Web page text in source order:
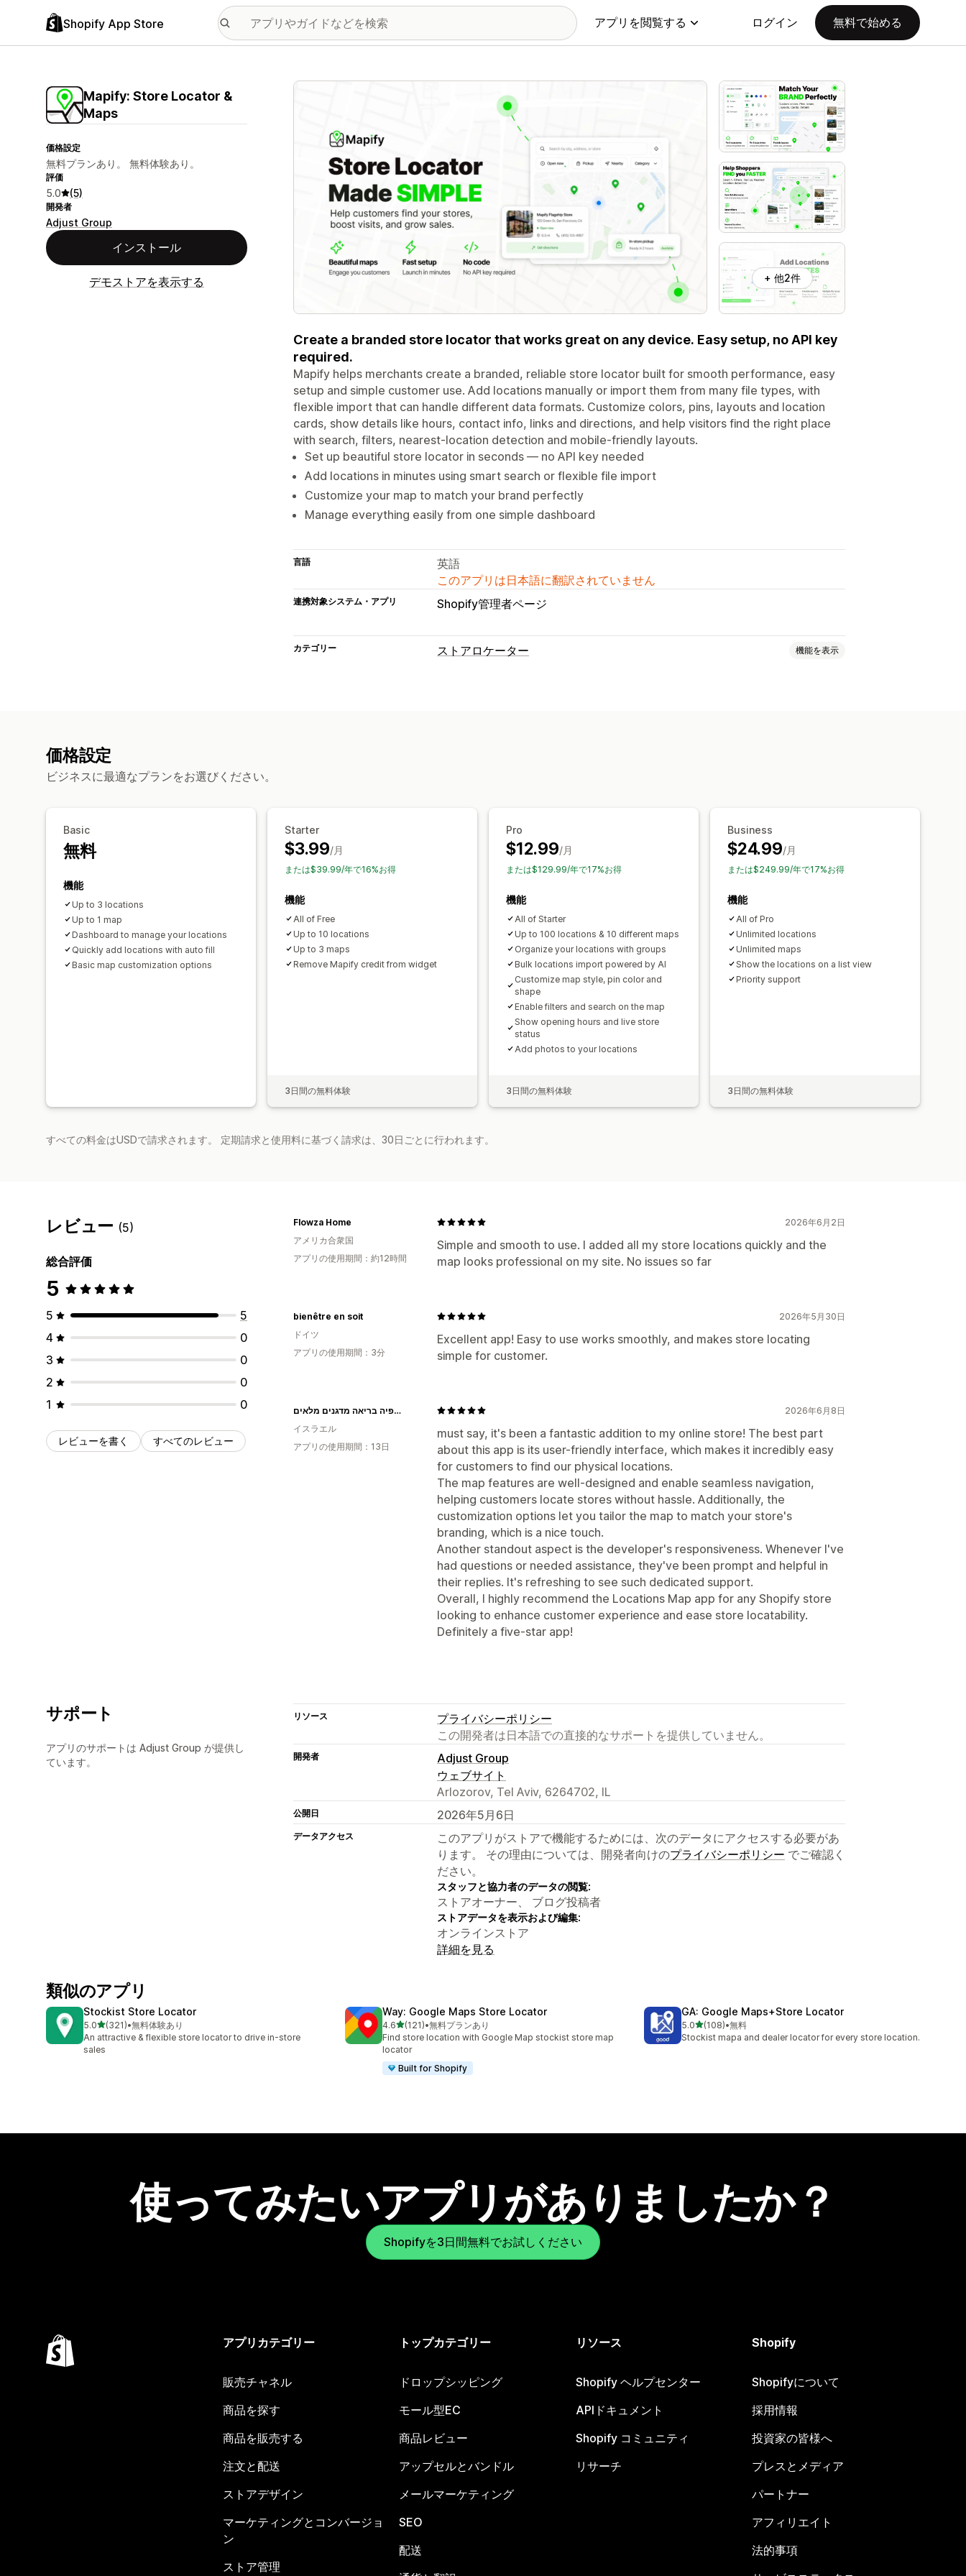
Shopify App Store アプリを閲覧する ログイン 無料で始める
Mapify: Store Locator &
Maps
価格設定
無料プランあり。 無料体験あり。
評価
5.0 (5)
開発者
Adjust Group
インストール
デモストアを表示する
特集の画像ギャラリー
+ 他2件
Create a branded store locator that works great on any device. Easy setup, no API key
required.
Mapify helps merchants create a branded, reliable store locator built for smooth performance, easy
setup and simple customer use. Add locations manually or import them from many file types, with
flexible import that can handle different data formats. Customize colors, pins, layouts and location
cards, show details like hours, contact info, links and directions, and help visitors find the right place
with search, filters, nearest-location detection and mobile-friendly layouts.
Set up beautiful store locator in seconds — no API key needed
Add locations in minutes using smart search or flexible file import
Customize your map to match your brand perfectly
Manage everything easily from one simple dashboard
言語
英語
このアプリは日本語に翻訳されていません
連携対象システム・アプリ Shopify管理者ページ
カテゴリー ストアロケーター 機能を表示
商品タイプフィルター
価格設定
ビジネスに最適なプランをお選びください。
Basic
無料
機能
Up to 3 locations
Up to 1 map
Dashboard to manage your locations
Quickly add locations with auto fill
Basic map customization options
Starter
$3.99/月
または$39.99/年で16%お得
機能
All of Free
Up to 10 locations
Up to 3 maps
Remove Mapify credit from widget
3日間の無料体験
Pro
$12.99/月
または$129.99/年で17%お得
機能
All of Starter
Up to 100 locations & 10 different maps
Organize your locations with groups
Bulk locations import powered by AI
Customize map style, pin color and
shape
Enable filters and search on the map
Show opening hours and live store
status
Add photos to your locations
3日間の無料体験
Business
$24.99/月
または$249.99/年で17%お得
機能
All of Pro
Unlimited locations
Unlimited maps
Show the locations on a list view
Priority support
3日間の無料体験
すべての料金はUSDで請求されます。 定期請求と使用料に基づく請求は、30日ごとに行われます。
レビュー (5)
総合評価
5
5
5
4
0
3
0
2
0
1
0
レビューを書く すべてのレビュー
2026年6月2日
Simple and smooth to use. I added all my store locations quickly and the
map looks professional on my site. No issues so far
Flowza Home
アメリカ合衆国
アプリの使用期間：約12時間
2026年5月30日
Excellent app! Easy to use works smoothly, and makes store locating
simple for customer.
bienêtre en soit
ドイツ
アプリの使用期間：3分
2026年6月8日
must say, it's been a fantastic addition to my online store! The best part
about this app is its user-friendly interface, which makes it incredibly easy
for customers to find our physical locations.
The map features are well-designed and enable seamless navigation,
helping customers locate stores without hassle. Additionally, the
customization options let you tailor the map to match your store's
branding, which is a nice touch.
Another standout aspect is the developer's responsiveness. Whenever I've
had questions or needed assistance, they've been prompt and helpful in
their replies. It's refreshing to see such dedicated support.
Overall, I highly recommend the Locations Map app for any Shopify store
looking to enhance customer experience and ease store locatability.
Definitely a five-star app!
דני וגלית - אפיה בריאה מדגנים מלאים
イスラエル
アプリの使用期間：13日
サポート
アプリのサポートは Adjust Group が提供し
ています。
リソース
プライバシーポリシー
この開発者は日本語での直接的なサポートを提供していません。
開発者
Adjust Group
ウェブサイト
Arlozorov, Tel Aviv, 6264702, IL
公開日 2026年5月6日
データアクセス
このアプリがストアで機能するためには、次のデータにアクセスする必要があ
ります。 その理由については、開発者向けのプライバシーポリシー でご確認く
ださい。
スタッフと協力者のデータの閲覧:
ストアオーナー、 ブログ投稿者
ストアデータを表示および編集:
オンラインストア
詳細を見る
類似のアプリ
Stockist Store Locator
5.05つ星中
(321)
合計レビュー数：321件
•無料体験あり
An attractive & flexible store locator to drive in-store
sales
Way: Google Maps Store Locator
4.65つ星中
(121)
合計レビュー数：121件
•無料プランあり
Find store location with Google Map stockist store map
locator
Built for Shopify
GA: Google Maps+Store Locator
5.05つ星中
(108)
合計レビュー数：108件
•無料
Stockist mapa and dealer locator for every store location.
使ってみたいアプリがありましたか？
Shopifyを3日間無料でお試しください
アプリカテゴリー
販売チャネル
商品を探す
商品を販売する
注文と配送
ストアデザイン
マーケティングとコンバージョ
ン
ストア管理
トップカテゴリー
ドロップシッピング
モール型EC
商品レビュー
アップセルとバンドル
メールマーケティング
SEO
配送
リソース
Shopify ヘルプセンター
APIドキュメント
Shopify コミュニティ
リサーチ
Shopify
Shopifyについて
採用情報
投資家の皆様へ
プレスとメディア
パートナー
アフィリエイト
法的事項